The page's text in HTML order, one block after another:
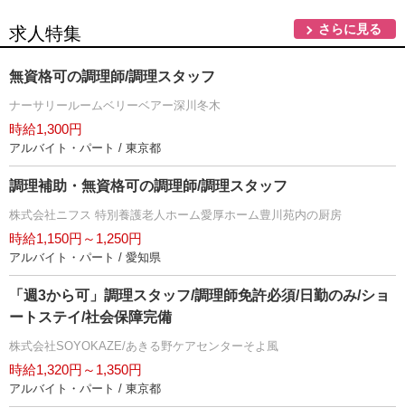
求人特集 さらに見る
無資格可の調理師/調理スタッフ
ナーサリールームベリーベアー深川冬木
時給1,300円
アルバイト・パート / 東京都
調理補助・無資格可の調理師/調理スタッフ
株式会社ニフス 特別養護老人ホーム愛厚ホーム豊川苑内の厨房
時給1,150円～1,250円
アルバイト・パート / 愛知県
「週3から可」調理スタッフ/調理師免許必須/日勤のみ/ショ
ートステイ/社会保障完備
株式会社SOYOKAZE/あきる野ケアセンターそよ風
時給1,320円～1,350円
アルバイト・パート / 東京都